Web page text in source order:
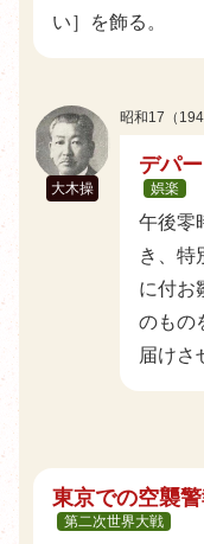
い］を飾る。
大木操
昭和17（
デパ
娯楽
午後零
き、特
に付お
のもの
届けさ
東京での空襲
第二次世界大戦